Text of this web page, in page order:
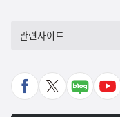
관련사이트
페
X
네
유